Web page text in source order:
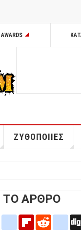
ΖΥΘΟΠΟΙΙΕΣ
ΤΟ ΑΡΘΡΟ
Pinterestblogger_post
FlipboardReddit